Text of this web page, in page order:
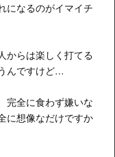
になるのがイマイチ
からは楽しく打てる
んですけど…
完全に食わず嫌いな
に想像なだけですか